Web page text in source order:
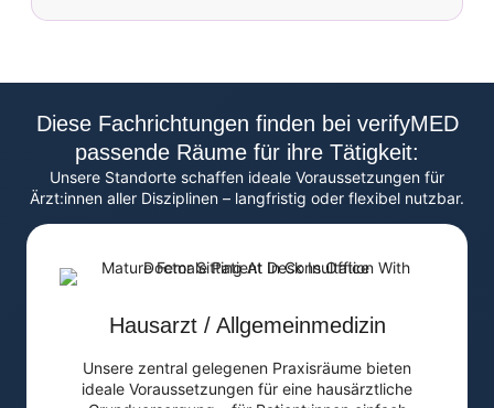
Diese Fachrichtungen finden bei verifyMED
passende Räume für ihre Tätigkeit:
Unsere Standorte schaffen ideale Voraussetzungen für
Ärzt:innen aller Disziplinen – langfristig oder flexibel nutzbar.
Hausarzt / Allgemeinmedizin
Unsere zentral gelegenen Praxisräume bieten
ideale Voraussetzungen für eine hausärztliche